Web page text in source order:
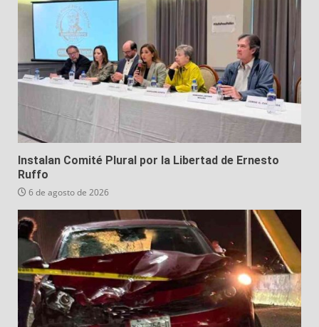
Instalan Comité Plural por la Libertad de Ernesto
Ruffo
6 de agosto de 2026